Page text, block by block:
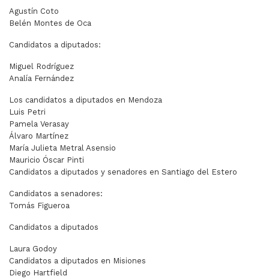
Agustín Coto
Belén Montes de Oca
Candidatos a diputados:
Miguel Rodríguez
Analía Fernández
Los candidatos a diputados en Mendoza
Luis Petri
Pamela Verasay
Álvaro Martínez
María Julieta Metral Asensio
Mauricio Óscar Pinti
Candidatos a diputados y senadores en Santiago del Estero
Candidatos a senadores:
Tomás Figueroa
Candidatos a diputados
Laura Godoy
Candidatos a diputados en Misiones
Diego Hartfield